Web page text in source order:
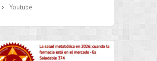
Youtube